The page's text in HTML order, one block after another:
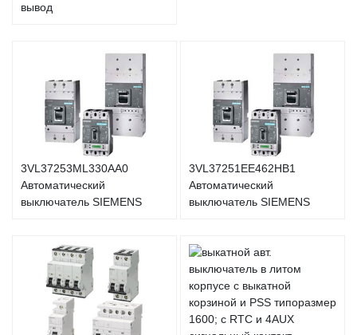
вывод
3VL37253ML330AA0
Автоматический
выключатель SIEMENS
3VL37251EE462HB1
Автоматический
выключатель SIEMENS